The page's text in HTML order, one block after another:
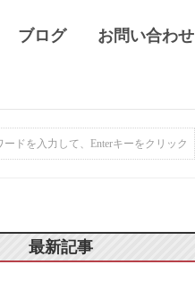
ブログ お問い合わせ
最新記事